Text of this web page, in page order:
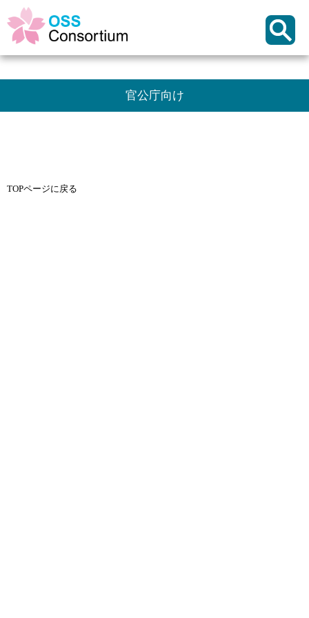
官公庁向け
TOPページに戻る